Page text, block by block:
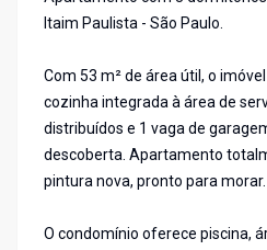
Itaim Paulista - São Paulo.
Com 53 m² de área útil, o
cozinha integrada à área de
distribuídos e 1 vaga de
descoberta. Apartamento
pintura nova, pronto para morar.
O condomínio oferece piscina,